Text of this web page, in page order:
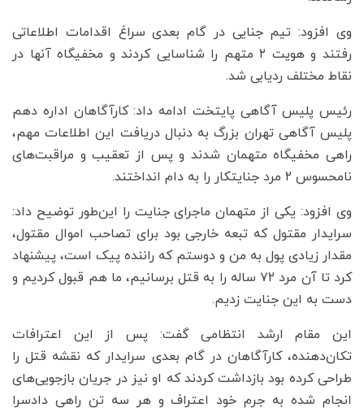
وی افزود: تیم جنایی در گام بعدی سراغ اقدامات اطلاعاتی
رفتند و هویت ۲ متهم را شناسایی کردند و مخفیگاه آنها در
نقاط مختلف ردیابی شد.
رئیس پلیس آگاهی پایتخت ادامه داد: کارآگاهان اداره دهم
پلیس آگاهی تهران بزرگ به‌ دنبال دریافت این اطلاعات مهم،
راهی مخفیگاه متهمان شدند و پس از تعقیب و مراقبت‌های
نامحسوس ۲ مرد جنایتکار را به دام انداختند.
وی افزود: یکی از متهمان ماجرای جنایت را این‌طور توضیح داد:
سرایدار مقتول که تبعه خارجی بود برای تصاحب اموال مقتول،
مقدار زیادی پول به من و دوستم که راننده پیک است، پیشنهاد
کرد تا آن مرد ۷۲ ساله را به قتل برسانیم، ما هم قبول کردیم و
دست به این جنایت زدیم.
این مقام ارشد انتظامی گفت: پس از این اعترافات
تکان‌دهنده، کارآگاهان در گام بعدی سرایدار که نقشه قتل را
طراحی کرده بود بازداشت کردند که او نیز در جریان بازجویی‌های
انجام شده به جرم خود اعتراف و هر سه تن راهی دادسرا